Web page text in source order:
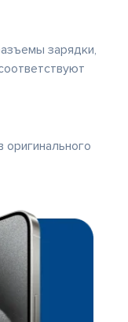
зарядки,
оригинального